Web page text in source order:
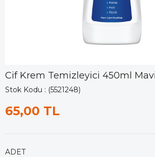
Cif Krem Temizleyici 450ml
Stok Kodu (5521248)
65,00 TL
ADET